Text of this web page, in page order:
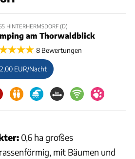
HINTERHERMSDORF (D)
am Thorwaldblick
8 Bewertungen
EUR/Nacht
0,6 ha großes
mit Bäumen und